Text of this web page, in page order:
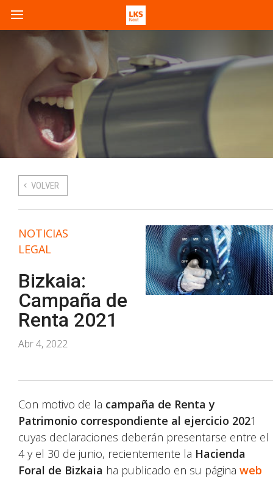
VOLVER
NOTICIAS
LEGAL
Bizkaia:
Campaña de
Renta 2021
Abr 4, 2022
Con motivo de la campaña de Renta y
Patrimonio correspondiente al ejercicio 2021
cuyas declaraciones deberán presentarse entre el
4 y el 30 de junio, recientemente la Hacienda
Foral de Bizkaia ha publicado en su página web